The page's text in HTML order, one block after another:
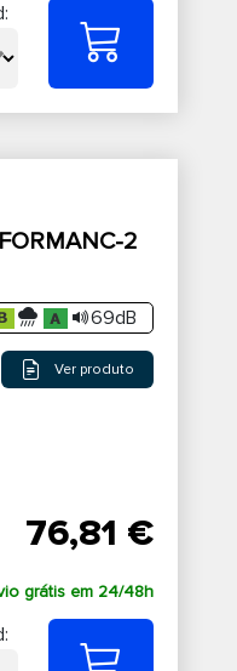
2
69dB
Ver produto
76,81 €
grátis em 24/48h